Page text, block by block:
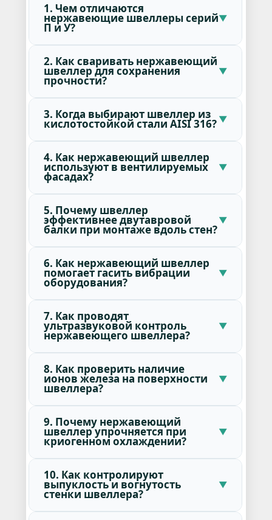
1. Чем отличаются
нержавеющие швеллеры серий
П и У?
2. Как сваривать нержавеющий
швеллер для сохранения
прочности?
3. Когда выбирают швеллер из
кислотостойкой стали AISI 316?
4. Как нержавеющий швеллер
используют в вентилируемых
фасадах?
5. Почему швеллер
эффективнее двутавровой
балки при монтаже вдоль стен?
6. Как нержавеющий швеллер
помогает гасить вибрации
оборудования?
7. Как проводят
ультразвуковой контроль
нержавеющего швеллера?
8. Как проверить наличие
ионов железа на поверхности
швеллера?
9. Почему нержавеющий
швеллер упрочняется при
криогенном охлаждении?
10. Как контролируют
выпуклость и вогнутость
стенки швеллера?